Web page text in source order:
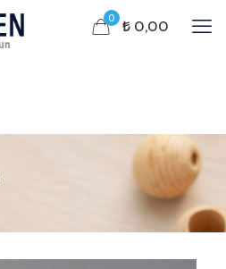
0 ₺ 0,00